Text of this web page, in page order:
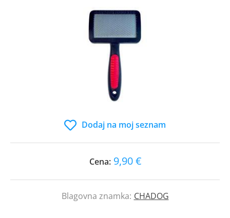
Dodaj na moj seznam
Cena: 9,90 €
Blagovna znamka: CHADOG